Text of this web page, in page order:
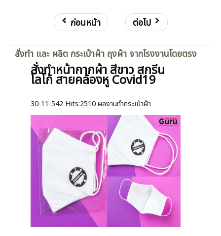
ก่อนหน้า ต่อไป
สั่งทำ และ ผลิต กระเป๋าผ้า ถุงผ้า จากโรงงานโดยตรง
สั่งทำหน้ากากผ้า สีขาว สกรีน
โลโก้ สายคล้องหู Covid19
30-11-542 Hits:2510 ผลงานทำกระเป๋าผ้า